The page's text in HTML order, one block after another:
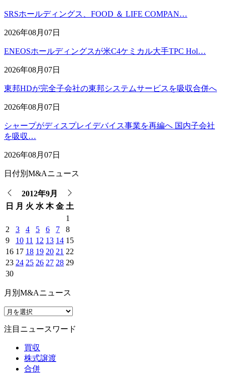
SRSホールディングス、FOOD ＆ LIFE COMPAN…
2026年08月07日
ENEOSホールディングスが米C4ケミカル大手TPC Hol…
2026年08月07日
東邦HDが完全子会社の東邦システムサービスを吸収合併へ
2026年08月07日
シャープがディスプレイデバイス事業を再編へ 国内子会社
を吸収…
2026年08月07日
日付別M&Aニュース
2012年9月
日
月 火 水 木 金 土
1
2
3 4 5 6 7
8
9
10 11 12 13 14 15
16 17 18 19 20 21 22
23 24 25 26 27 28 29
30
月別M&Aニュース
注目ニュースワード
買収
株式譲渡
合併